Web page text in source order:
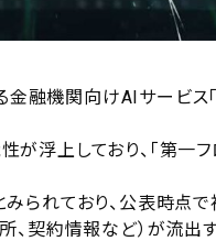
融機関向けAIサービス
浮上しており、「第一フ
られており、公表時点
、契約情報など）が流出